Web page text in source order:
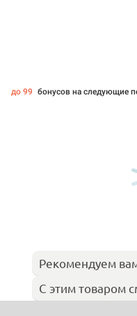
до 99 бонусов на следующие
Рекомендуем
С этим товаром